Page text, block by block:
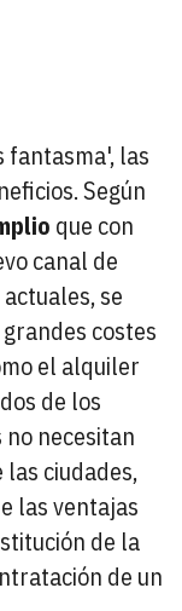
fantasma', las
Según
que con
canal de
se
costes
el alquiler
de los
no necesitan
ciudades,
las ventajas
de la
de un